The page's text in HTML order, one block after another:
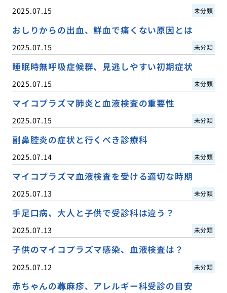
2025.07.15 未分類
おしりからの出血、鮮血で痛くない原因とは
2025.07.15 未分類
睡眠時無呼吸症候群、見逃しやすい初期症状
2025.07.15 未分類
マイコプラズマ肺炎と血液検査の重要性
2025.07.15 未分類
副鼻腔炎の症状と行くべき診療科
2025.07.14 未分類
マイコプラズマ血液検査を受ける適切な時期
2025.07.13 未分類
手足口病、大人と子供で受診科は違う？
2025.07.13 未分類
子供のマイコプラズマ感染、血液検査は？
2025.07.12 未分類
赤ちゃんの蕁麻疹、アレルギー科受診の目安